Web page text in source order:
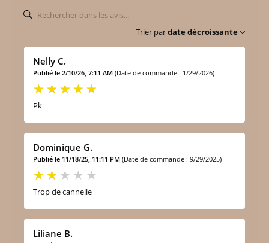
Trier pardate décroissante
Nelly C.
Publié le 2/10/26, 7:11 AM (Date de commande : 1/29/2026)
Pk
Dominique G.
Publié le 11/18/25, 11:11 PM (Date de commande : 9/29/2025)
Trop de cannelle
Liliane B.